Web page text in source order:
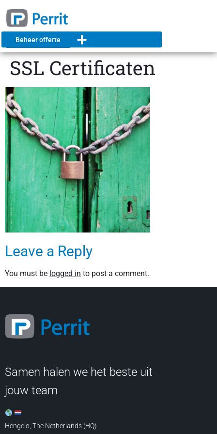
Beheer offerte
SSL Certificaten
Leave a Reply
You must be logged in to post a comment.
Samen halen we het beste uit
jouw team
Hengelo, The Netherlands (HQ)